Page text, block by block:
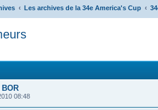
Les archives de la 34e America's Cup
08:48